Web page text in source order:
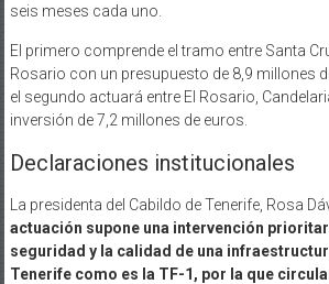
seis meses cada uno.
El primero comprende el tramo entre Santa
Rosario con un presupuesto de 8,9 millones
el segundo actuará entre El Rosario,
inversión de 7,2 millones de euros.
Declaraciones institucionales
La presidenta del Cabildo de Tenerife, Rosa
actuación supone una intervención
seguridad y la calidad de una
Tenerife como es la TF-1, por la que